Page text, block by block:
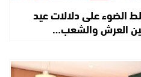
الضوء على دلالات عيد
العرش والشعب…